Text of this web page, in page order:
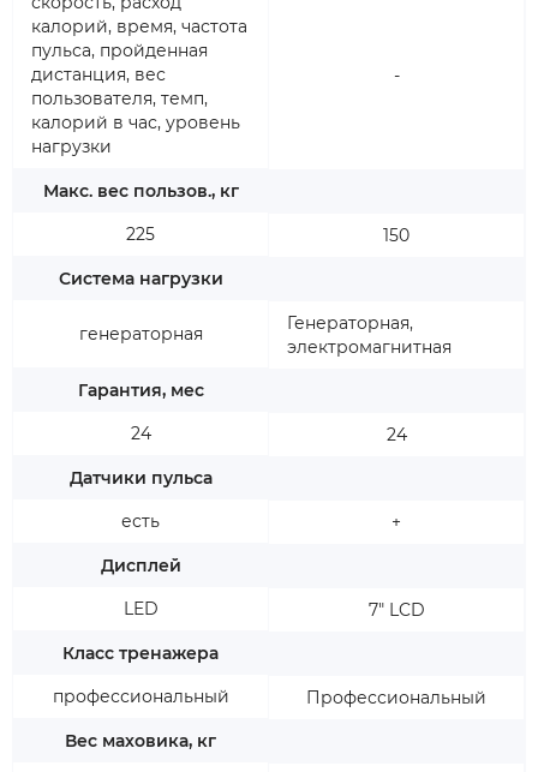
калорий, время, частота
пульса, пройденная
дистанция, вес
пользователя, темп,
калорий в час, уровень
нагрузки
Макс. вес пользов., кг
225
Система нагрузки
генераторная
Гарантия, мес
24
Датчики пульса
есть
Дисплей
LED
Класс тренажера
профессиональный
Вес маховика, кг
-
150
Генераторная,
электромагнитная
24
+
7" LCD
Профессиональный